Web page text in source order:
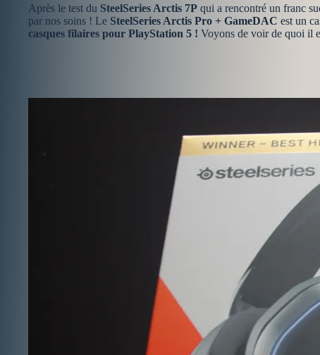
Après le test du SteelSeries Arctis 7P qui a rencontré un franc
par nos soins ! Le SteelSeries Arctis Pro + GameDAC est un
casques filaires pour PlayStation 5 ! Voyons de voir de quoi il